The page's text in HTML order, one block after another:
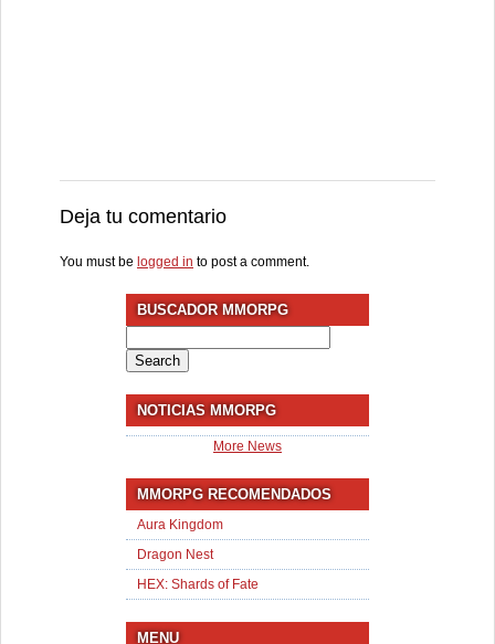
Deja tu comentario
You must be logged in to post a comment.
BUSCADOR MMORPG
for:
NOTICIAS MMORPG
More News
MMORPG RECOMENDADOS
Aura Kingdom
Dragon Nest
HEX: Shards of Fate
MENU